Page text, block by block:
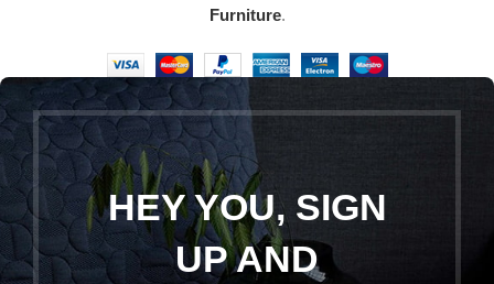
Furniture.
HEY YOU, SIGN
UP AND